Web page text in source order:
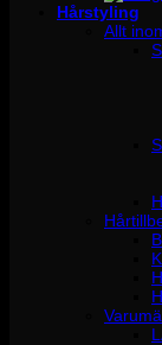
Hårstyling
Allt